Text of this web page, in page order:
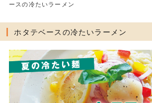
ースの冷たいラーメン
ホタテベースの冷たいラーメン